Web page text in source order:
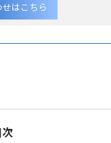
はこちら
次